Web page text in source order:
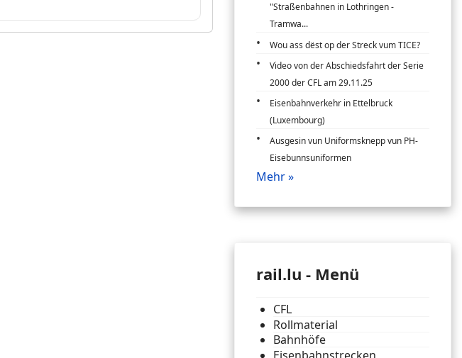
"Straßenbahnen in Lothringen -
Tramwa...
Wou ass dëst op der Streck vum TICE?
Video von der Abschiedsfahrt der Serie
2000 der CFL am 29.11.25
Eisenbahnverkehr in Ettelbruck
(Luxembourg)
Ausgesin vun Uniformsknepp vun PH-
Eisebunnsuniformen
Mehr »
rail.lu - Menü
CFL
Rollmaterial
Bahnhöfe